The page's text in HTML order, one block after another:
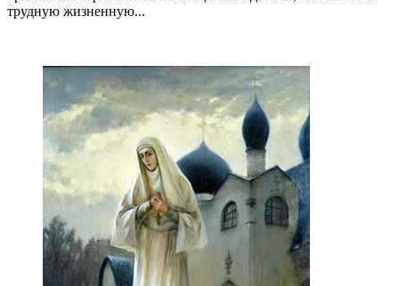
трудную жизненную...